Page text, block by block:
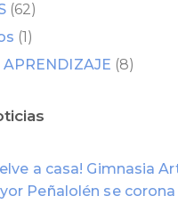
(62)
(1)
APRENDIZAJE (8)
a casa! Gimnasia
Peñalolén se